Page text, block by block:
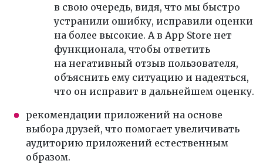
в свою очередь, видя, что мы быстро
устранили ошибку, исправили оценки
на более высокие. А в App Store нет
функционала, чтобы ответить
на негативный отзыв пользователя,
объяснить ему ситуацию и надеяться,
что он исправит в дальнейшем оценку.
рекомендации приложений на основе
выбора друзей, что помогает увеличивать
аудиторию приложений естественным
образом.